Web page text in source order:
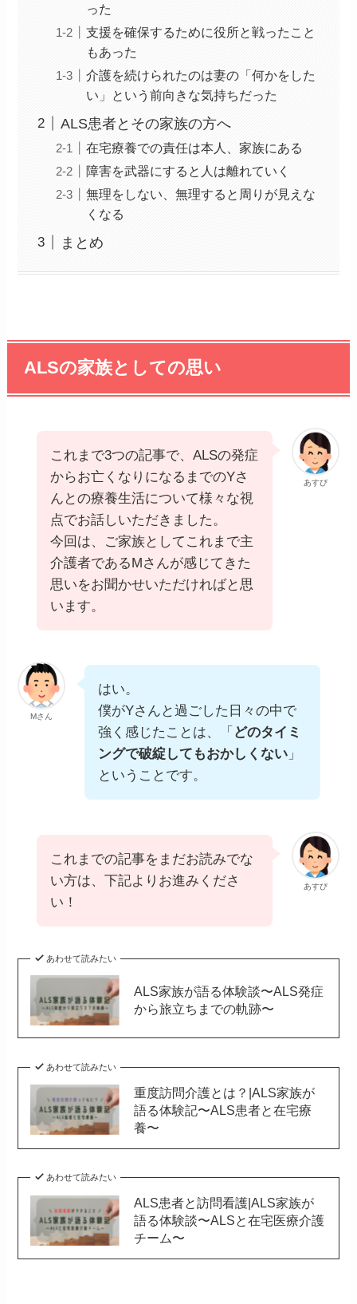
った
支援を確保するために役所と戦ったこと
もあった
介護を続けられたのは妻の「何かをした
い」という前向きな気持ちだった
ALS患者とその家族の方へ
在宅療養での責任は本人、家族にある
障害を武器にすると人は離れていく
無理をしない、無理すると周りが見えな
くなる
まとめ
ALSの家族としての思い
あすぴ
これまで3つの記事で、ALSの発症
からお亡くなりになるまでのYさ
んとの療養生活について様々な視
点でお話しいただきました。
今回は、ご家族としてこれまで主
介護者であるMさんが感じてきた
思いをお聞かせいただければと思
います。
Mさん
はい。
僕がYさんと過ごした日々の中で
強く感じたことは、「 どのタイミ
ングで破綻してもおかしくない 」
ということです。
あすぴ
これまでの記事をまだお読みでな
い方は、下記よりお進みくださ
い！
あわせて読みたい
ALS家族が語る体験談〜ALS発症
から旅立ちまでの軌跡〜
あわせて読みたい
重度訪問介護とは？|ALS家族が
語る体験記〜ALS患者と在宅療
養〜
あわせて読みたい
ALS患者と訪問看護|ALS家族が
語る体験談〜ALSと在宅医療介護
チーム〜